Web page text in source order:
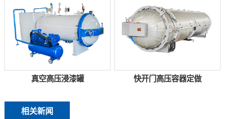
真空高压浸漆罐 快开门高压容器定做
相关新闻